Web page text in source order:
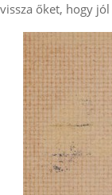
őket, hogy